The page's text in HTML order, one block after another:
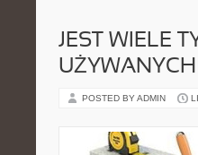
JEST WIELE
POSTED BY ADMIN